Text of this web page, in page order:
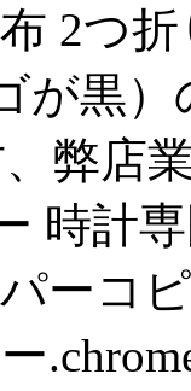
2つ
が黒
弊店
時計
ーコ